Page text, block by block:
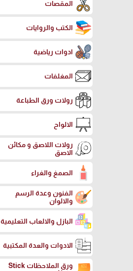
المقصات
الكتب والروايات
ادوات رياضية
المغلفات
رولات ورق الطباعة
الالواح
رولات اللاصق و مكائن
الاصق
الصمغ والغراء
الفنون وعدة الرسم
والالوان
البازل والالعاب التعليمية
الادوات والعدة المكتبية
ورق الملاحظات Stick